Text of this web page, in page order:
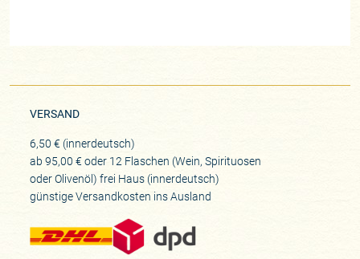
VERSAND
6,50 € (innerdeutsch)
ab 95,00 € oder 12 Flaschen (Wein, Spirituosen
oder Olivenöl) frei Haus (innerdeutsch)
günstige Versandkosten ins Ausland